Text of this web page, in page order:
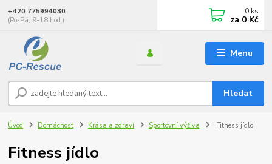
Menu
Hledat
+420 775994030
(Po-Pá, 9-18 hod.)
0 ks
za 0 Kč
Úvod Domácnost Krása a zdraví Sportovní výživa Fitness jídlo
Fitness jídlo